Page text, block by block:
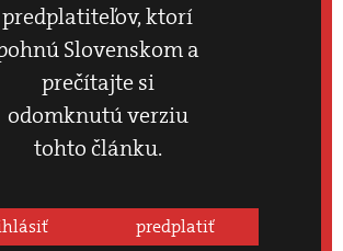
predplatiteľov, ktorí
Slovenskom a
prečítajte si
odomknutú verziu
tohto článku.
predplatiť